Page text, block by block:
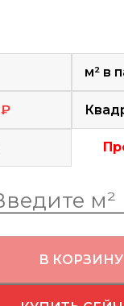
м² в
₽
В КОРЗИНУ